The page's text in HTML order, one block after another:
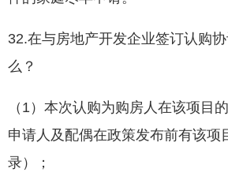
32.在与房地产开发企业签订认购
么？
（1）本次认购为购房人在该项目
申请人及配偶在政策发布前有该项
录）；